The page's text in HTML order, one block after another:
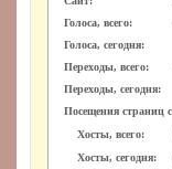
Голоса, всего:
Голоса, сегодня:
Переходы, всего:
Переходы, сегодня:
Посещения страниц
Хосты, всего:
Хосты, сегодня: